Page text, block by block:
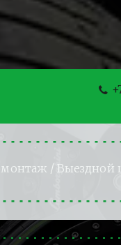
/ Выездной